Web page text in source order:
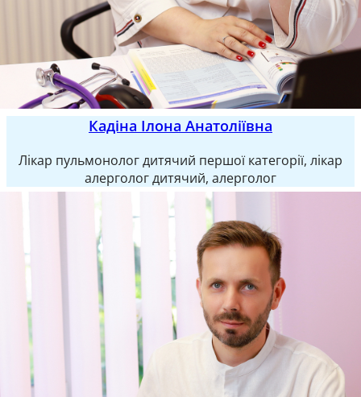
Кадіна Ілона Анатоліївна
Лікар пульмонолог дитячий першої категорії, лікар
алерголог дитячий, алерголог